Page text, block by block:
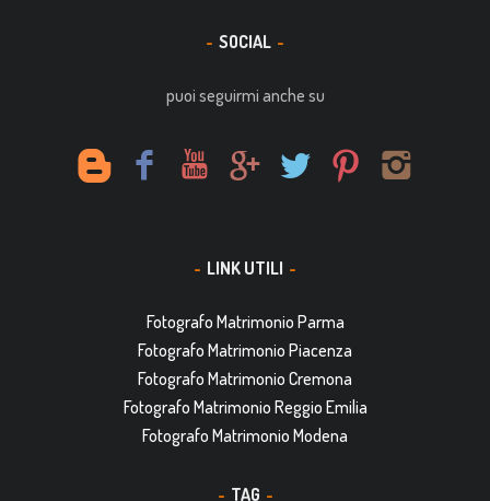
SOCIAL
puoi seguirmi anche su
LINK UTILI
Fotografo Matrimonio Parma
Fotografo Matrimonio Piacenza
Fotografo Matrimonio Cremona
Fotografo Matrimonio Reggio Emilia
Fotografo Matrimonio Modena
TAG